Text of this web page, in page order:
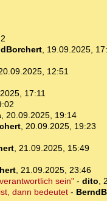
, 19.09.2025,
12:51
17:11
, 20.09.2025, 19:14
, 20.09.2025, 19:23
, 21.09.2025, 15:49
, 21.09.2025, 23:46
sein"- dito,
dann bedeutet-